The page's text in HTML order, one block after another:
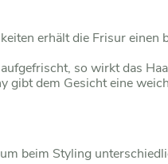
erhält die Frisur einen
so wirkt das
dem Gesicht eine
beim Styling